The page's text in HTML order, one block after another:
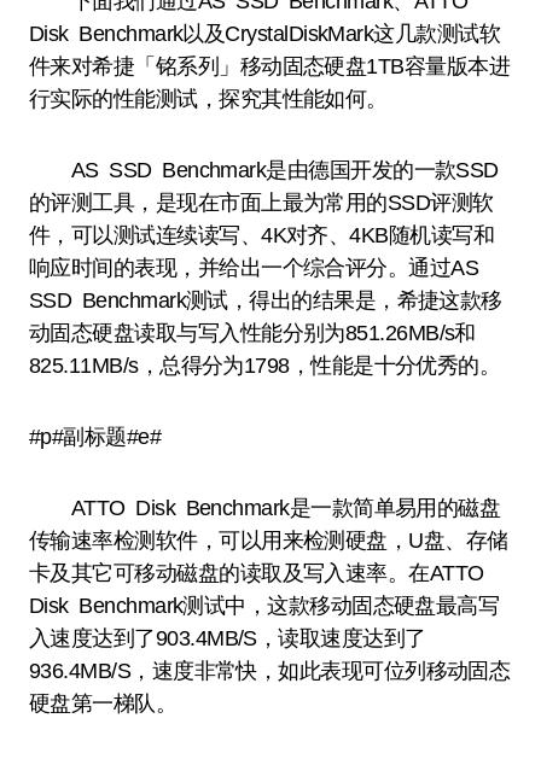
Disk Benchmark以及CrystalDiskMark这几款测试软
件来对希捷「铭系列」移动固态硬盘1TB容量版本进
行实际的性能测试，探究其性能如何。
AS SSD Benchmark是由德国开发的一款SSD
的评测工具，是现在市面上最为常用的SSD评测软
件，可以测试连续读写、4K对齐、4KB随机读写和
响应时间的表现，并给出一个综合评分。通过AS
SSD Benchmark测试，得出的结果是，希捷这款移
动固态硬盘读取与写入性能分别为851.26MB/s和
825.11MB/s，总得分为1798，性能是十分优秀的。
#p#副标题#e#
ATTO Disk Benchmark是一款简单易用的磁盘
传输速率检测软件，可以用来检测硬盘，U盘、存储
卡及其它可移动磁盘的读取及写入速率。在ATTO
Disk Benchmark测试中，这款移动固态硬盘最高写
入速度达到了903.4MB/S，读取速度达到了
936.4MB/S，速度非常快，如此表现可位列移动固态
硬盘第一梯队。